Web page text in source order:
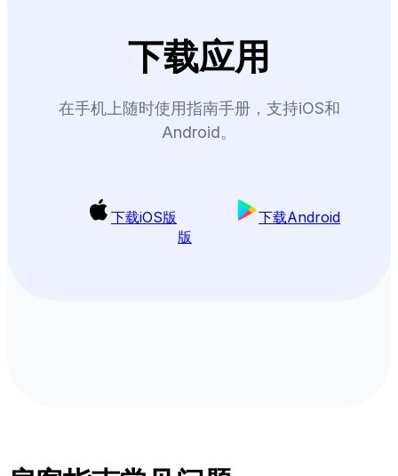
下载应用
在手机上随时使用指南手册，支持iOS和
Android。
下载iOS版
下载Android
版